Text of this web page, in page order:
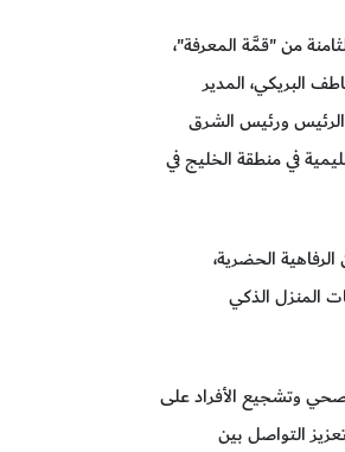
من "قمَّة المعرفة"،
البريكي، المدير
الرئيس ورئيس الشرق
في منطقة الخليج في
الحضرية،
المنزل الذكي
وتشجيع الأفراد على
التواصل بين